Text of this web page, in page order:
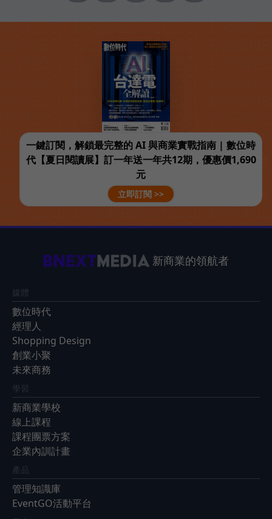
一鍵訂閱，解鎖最完整的 AI 與商業實戰指南 | 數位時
代【夏日閱讀展】訂一年送一年共12期，優惠價1,690
元
立即訂閱 >>
新商業的領航者
媒體
數位時代
經理人
Shopping Design
創業小聚
未來商務
學習
新商業學校
線上課程
課程團票方案
企業內訓計畫
產品
管理知識庫
EventGO活動平台